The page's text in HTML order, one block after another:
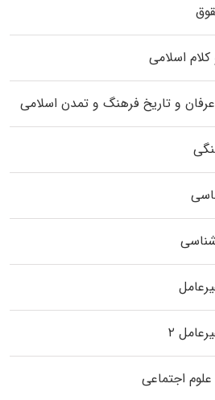
اسلامی
و تاریخ فرهنگ و تمدن اسلامی
۲
اجتماعی